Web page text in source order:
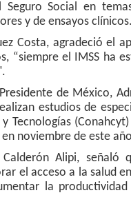
Social en
y de ensayos clínicos.
Costa, agradeció el
“siempre el IMSS ha
de México,
estudios de
Tecnologías
noviembre de este
Alipi, señaló
el acceso a la salud
la